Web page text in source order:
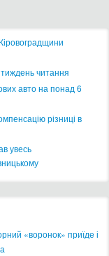
читання
авто на понад 6
різниці в
увесь
«воронок» приїде і